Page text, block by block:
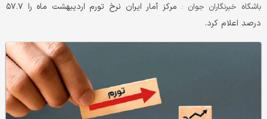
باشگاه خبرنگاران جوان :
مرکز آمار ایران نرخ تورم اردیبهشت ماه را ۵۷.۷
درصد اعلام کرد.